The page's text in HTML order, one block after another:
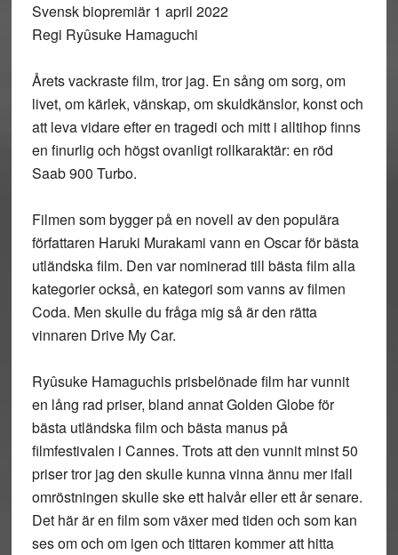
Svensk biopremiär 1 april 2022
Regi Ryûsuke Hamaguchi
Årets vackraste film, tror jag. En sång om sorg, om
livet, om kärlek, vänskap, om skuldkänslor, konst och
att leva vidare efter en tragedi och mitt i alltihop finns
en finurlig och högst ovanligt rollkaraktär: en röd
Saab 900 Turbo.
Filmen som bygger på en novell av den populära
författaren Haruki Murakami vann en Oscar för bästa
utländska film. Den var nominerad till bästa film alla
kategorier också, en kategori som vanns av filmen
Coda. Men skulle du fråga mig så är den rätta
vinnaren Drive My Car.
Ryûsuke Hamaguchis prisbelönade film har vunnit
en lång rad priser, bland annat Golden Globe för
bästa utländska film och bästa manus på
filmfestivalen i Cannes. Trots att den vunnit minst 50
priser tror jag den skulle kunna vinna ännu mer ifall
omröstningen skulle ske ett halvår eller ett år senare.
Det här är en film som växer med tiden och som kan
ses om och om igen och tittaren kommer att hitta